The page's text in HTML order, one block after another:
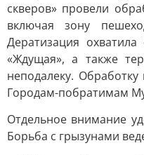
скверов» провели
включая зону
Дератизация
«Ждущая», а также
неподалеку.
Городам-побратимам
Отдельное внимание
Борьба с грызунами